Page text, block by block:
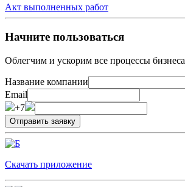
Акт выполненных работ
Начните пользоваться
Облегчим и ускорим все процессы бизнеса
Название компании
Email
+7
Скачать приложение